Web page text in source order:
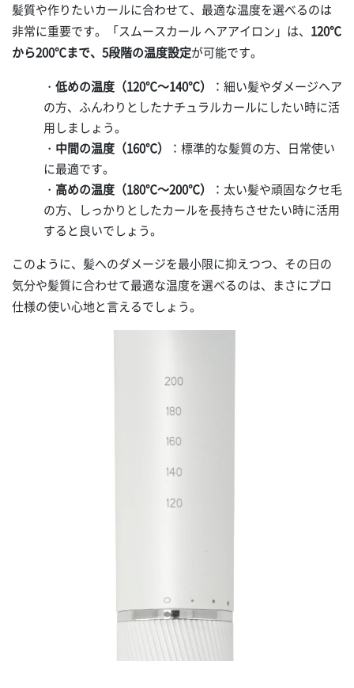
髪質や作りたいカールに合わせて、最適な温度を選べるのは
非常に重要です。「スムースカール ヘアアイロン」は、 120℃
から200℃まで、5段階の温度設定が可能です。
・ 低めの温度（120℃～140℃）
：細い髪やダメージヘア
の方、ふんわりとしたナチュラルカールにしたい時に活
用しましょう。
・ 中間の温度（160℃）
：標準的な髪質の方、日常使い
に最適です。
・ 高めの温度（180℃～200℃）
：太い髪や頑固なクセ毛
の方、しっかりとしたカールを長持ちさせたい時に活用
すると良いでしょう。
このように、髪へのダメージを最小限に抑えつつ、その日の
気分や髪質に合わせて最適な温度を選べるのは、まさにプロ
仕様の使い心地と言えるでしょう。